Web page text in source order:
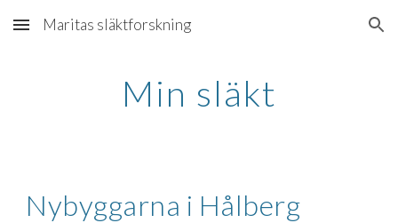
Skip to main content Skip to navigation
Maritas släktforskning
Min släkt
Nybyggarna i Hålberg